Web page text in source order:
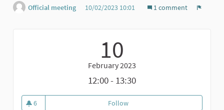
Official meeting 10/02/2023 10:01 1 comment
10
February 2023
12:00 - 13:30
6 FollowFormazione online per